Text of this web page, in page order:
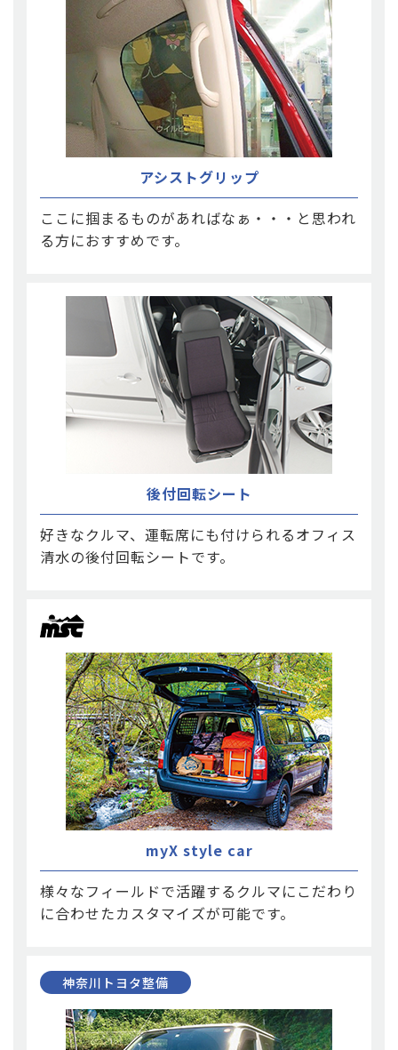
アシストグリップ
ここに掴まるものがあればなぁ・・・と思われ
る方におすすめです。
後付回転シート
好きなクルマ、運転席にも付けられるオフィス
清水の後付回転シートです。
myX style car
様々なフィールドで活躍するクルマにこだわり
に合わせたカスタマイズが可能です。
神奈川トヨタ整備